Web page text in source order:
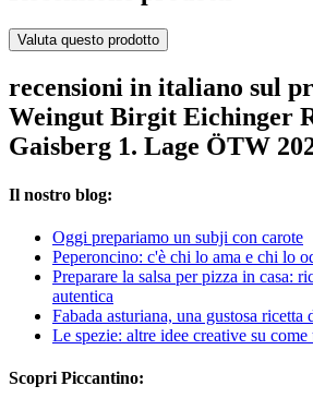
Valuta questo prodotto
recensioni in italiano sul
Weingut Birgit Eichinger
Gaisberg 1. Lage ÖTW
Il nostro blog:
Oggi prepariamo un subji con carote
Peperoncino: c'è chi lo ama e chi lo
Preparare la salsa per pizza in casa:
autentica
Fabada asturiana, una gustosa ricetta
Le spezie: altre idee creative su
Scopri Piccantino: